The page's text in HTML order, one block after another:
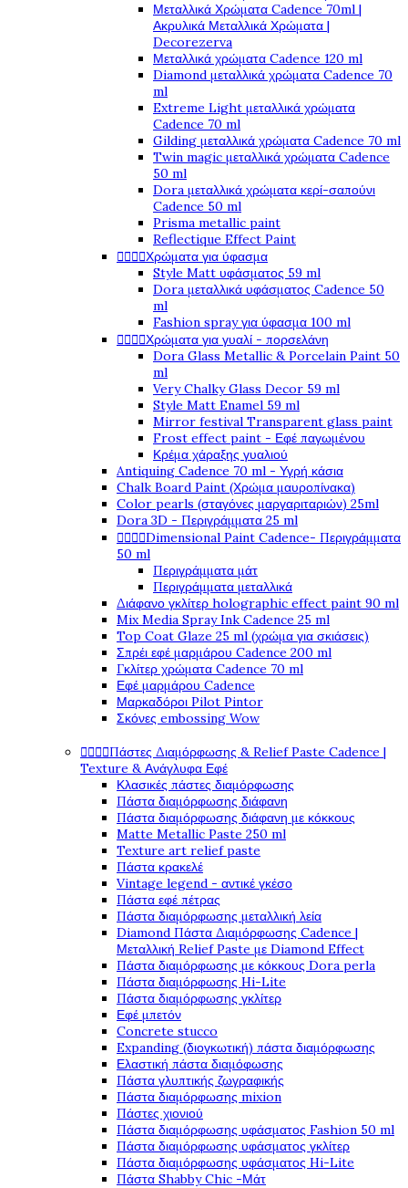
Μεταλλικά Χρώματα Cadence 70ml |
Ακρυλικά Μεταλλικά Χρώματα |
Decorezerva
Μεταλλικά χρώματα Cadence 120 ml
Diamond μεταλλικά χρώματα Cadence 70
ml
Extreme Light μεταλλικά χρώματα
Cadence 70 ml
Gilding μεταλλικά χρώματα Cadence 70 ml
Twin magic μεταλλικά χρώματα Cadence
50 ml
Dora μεταλλικά χρώματα κερί-σαπούνι
Cadence 50 ml
Prisma metallic paint
Reflectique Effect Paint
Χρώματα για ύφασμα
Style Matt υφάσματος 59 ml
Dora μεταλλικά υφάσματος Cadence 50
ml
Fashion spray για ύφασμα 100 ml
Χρώματα για γυαλί - πορσελάνη
Dora Glass Metallic & Porcelain Paint 50
ml
Very Chalky Glass Decor 59 ml
Style Matt Enamel 59 ml
Mirror festival Transparent glass paint
Frost effect paint - Εφέ παγωμένου
Κρέμα χάραξης γυαλιού
Antiquing Cadence 70 ml - Υγρή κάσια
Chalk Board Paint (Χρώμα μαυροπίνακα)
Color pearls (σταγόνες μαργαριταριών) 25ml
Dora 3D - Περιγράμματα 25 ml
Dimensional Paint Cadence- Περιγράμματα
50 ml
Περιγράμματα μάτ
Περιγράμματα μεταλλικά
Διάφανο γκλίτερ holographic effect paint 90 ml
Mix Media Spray Ink Cadence 25 ml
Top Coat Glaze 25 ml (χρώμα για σκιάσεις)
Σπρέι εφέ μαρμάρου Cadence 200 ml
Γκλίτερ χρώματα Cadence 70 ml
Εφέ μαρμάρου Cadence
Μαρκαδόροι Pilot Pintor
Σκόνες embossing Wow
Πάστες Διαμόρφωσης & Relief Paste Cadence |
Texture & Ανάγλυφα Εφέ
Κλασικές πάστες διαμόρφωσης
Πάστα διαμόρφωσης διάφανη
Πάστα διαμόρφωσης διάφανη με κόκκους
Matte Metallic Paste 250 ml
Texture art relief paste
Πάστα κρακελέ
Vintage legend - αντικέ γκέσο
Πάστα εφέ πέτρας
Πάστα διαμόρφωσης μεταλλική λεία
Diamond Πάστα Διαμόρφωσης Cadence |
Μεταλλική Relief Paste με Diamond Effect
Πάστα διαμόρφωσης με κόκκους Dora perla
Πάστα διαμόρφωσης Hi-Lite
Πάστα διαμόρφωσης γκλίτερ
Εφέ μπετόν
Concrete stucco
Expanding (διογκωτική) πάστα διαμόρφωσης
Ελαστική πάστα διαμόφωσης
Πάστα γλυπτικής ζωγραφικής
Πάστα διαμόρφωσης mixion
Πάστες χιονιού
Πάστα διαμόρφωσης υφάσματος Fashion 50 ml
Πάστα διαμόρφωσης υφάσματος γκλίτερ
Πάστα διαμόρφωσης υφάσματος Hi-Lite
Πάστα Shabby Chic -Μάτ